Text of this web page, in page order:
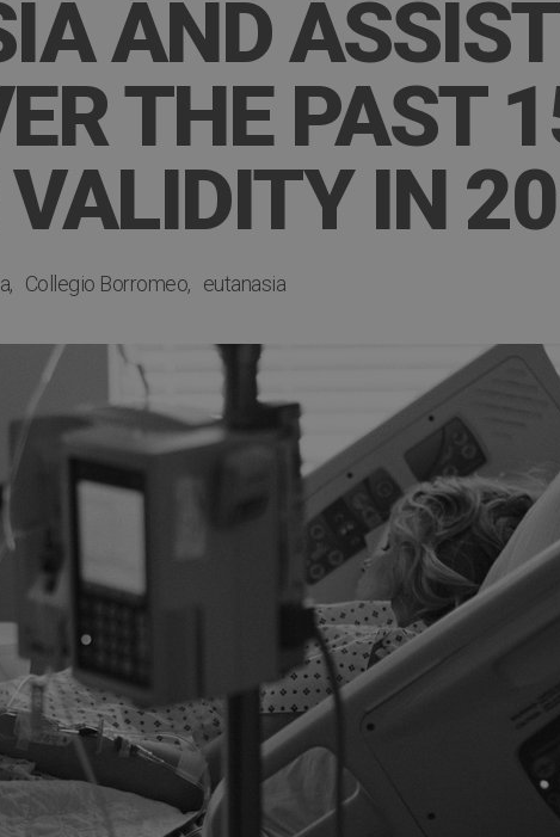
AND
THE PAST
IN
Collegio Borromeo eutanasia